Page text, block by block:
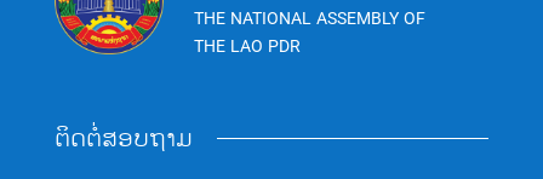
THE NATIONAL ASSEMBLY OF
THE LAO PDR
ຕິດຕໍ່ສອບຖາມ